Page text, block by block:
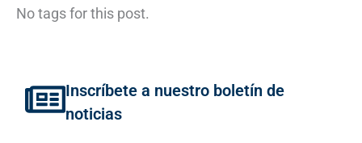
No tags for this post.
Inscríbete a nuestro boletín de
noticias